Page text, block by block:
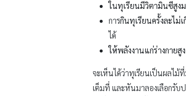
ในทุเรียนมีวิตามินซีสูง
การกินทุเรียนครั้งละไม่
ได้
ให้พลังงานแก่ร่างกายสูง
จะเห็นได้ว่าทุเรียนเป็นผลไ
เต็มที่ และหันมาลองเลือกรั